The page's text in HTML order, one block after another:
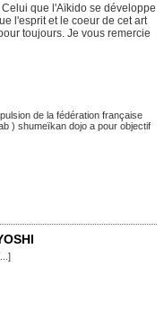
que l'Aïkido se développe
l'esprit et le coeur de cet art
toujours. Je vous remercie
de la fédération française
) shumeïkan dojo a pour objectif